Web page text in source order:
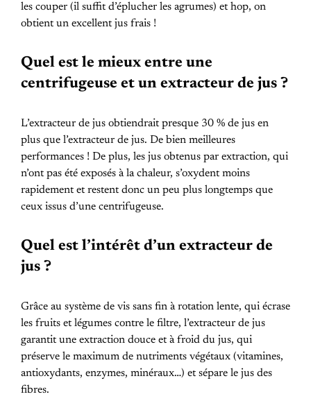
les couper (il suffit d’éplucher les agrumes) et hop, on
obtient un excellent jus frais !
Quel est le mieux entre une
centrifugeuse et un extracteur de jus ?
L’extracteur de jus obtiendrait presque 30 % de jus en
plus que l’extracteur de jus. De bien meilleures
performances ! De plus, les jus obtenus par extraction, qui
n’ont pas été exposés à la chaleur, s’oxydent moins
rapidement et restent donc un peu plus longtemps que
ceux issus d’une centrifugeuse.
Quel est l’intérêt d’un extracteur de
jus ?
Grâce au système de vis sans fin à rotation lente, qui écrase
les fruits et légumes contre le filtre, l’extracteur de jus
garantit une extraction douce et à froid du jus, qui
préserve le maximum de nutriments végétaux (vitamines,
antioxydants, enzymes, minéraux…) et sépare le jus des
fibres.